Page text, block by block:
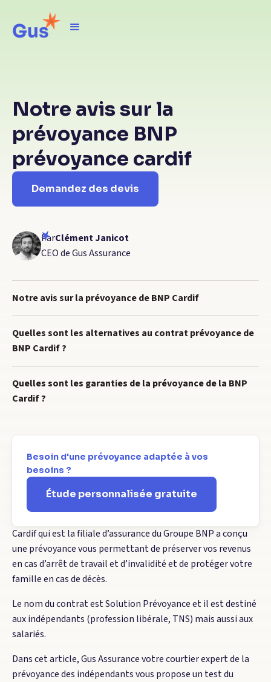
Notre avis sur la
prévoyance BNP
prévoyance cardif
Demandez des devis
ParClément Janicot
CEO de Gus Assurance
Notre avis sur la prévoyance de BNP Cardif
Quelles sont les alternatives au contrat prévoyance de
BNP Cardif ?
Quelles sont les garanties de la prévoyance de la BNP
Cardif ?
Besoin d'une prévoyance adaptée à vos
besoins ?
Étude personnalisée gratuite
Cardif qui est la filiale d’assurance du Groupe BNP a conçu
une prévoyance vous permettant de préserver vos revenus
en cas d’arrêt de travail et d’invalidité et de protéger votre
famille en cas de décès.
Le nom du contrat est Solution Prévoyance et il est destiné
aux indépendants (profession libérale, TNS) mais aussi aux
salariés.
Dans cet article, Gus Assurance votre courtier expert de la
prévoyance des indépendants vous propose un test du